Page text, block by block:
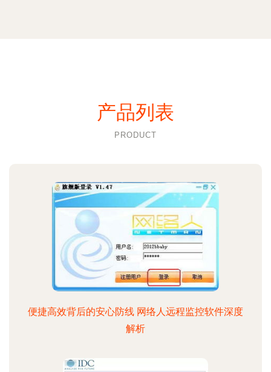
产品列表
PRODUCT
便捷高效背后的安心防线 网络人远程监控软件深度
解析